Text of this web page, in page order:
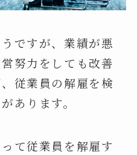
ですが、業績が悪
努力をしても改善
従業員の解雇を検
あります。
て従業員を解雇す